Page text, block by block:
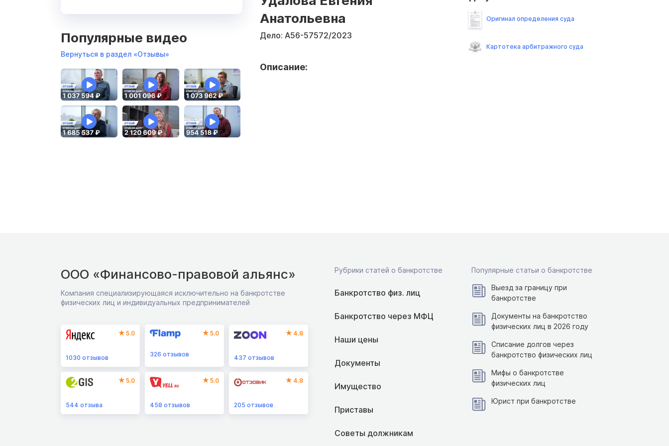
Популярные видео
Вернуться в раздел «Отзывы»
Анатольевна
Дело: А56-57572/2023
Описание:
Оригинал определения суда
Картотека арбитражного суда
ООО «Финансово-правовой альянс»
Компания специализирующаяся исключительно на банкротстве
физических лиц и индивидуальных предпринимателей
5.0
1030 отзывов
5.0
326 отзывов
4.8
437 отзывов
5.0
544 отзыва
5.0
458 отзывов
4.8
205 отзывов
Рубрики статей о банкротстве
Банкротство физ. лиц
Банкротство через МФЦ
Наши цены
Документы
Имущество
Приставы
Советы должникам
Популярные статьи о банкротстве
Выезд за границу при
банкротстве
Документы на банкротство
физических лиц в 2026 году
Списание долгов через
банкротство физических лиц
Мифы о банкротстве
физических лиц
Юрист при банкротстве